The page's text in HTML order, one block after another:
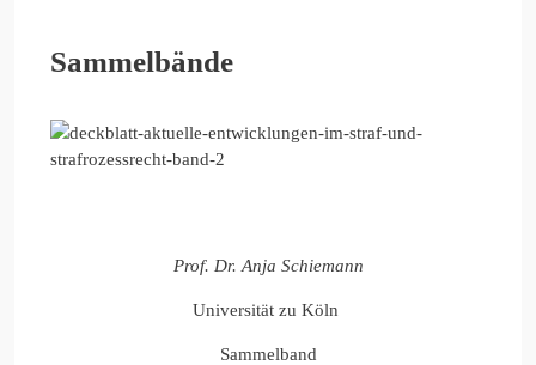
Sammelbände
Prof. Dr. Anja Schiemann
Universität zu Köln
Sammelband